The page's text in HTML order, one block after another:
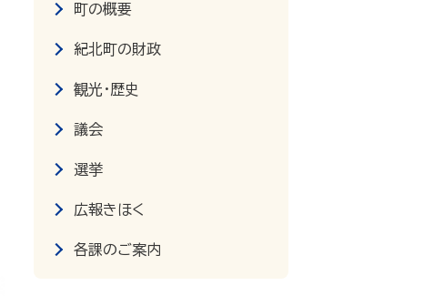
町の概要
紀北町の財政
観光・歴史
議会
選挙
広報きほく
各課のご案内